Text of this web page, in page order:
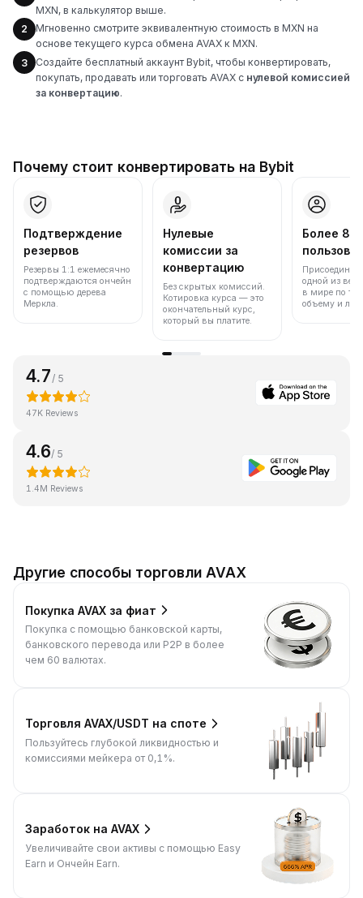
MXN, в калькулятор выше.
2
Мгновенно смотрите эквивалентную стоимость в MXN на
основе текущего курса обмена AVAX к MXN.
3
Создайте бесплатный аккаунт Bybit, чтобы конвертировать,
покупать, продавать или торговать AVAX с нулевой комиссией
за конвертацию.
Почему стоит конвертировать на Bybit
Подтверждение
резервов
Резервы 1:1 ежемесячно
подтверждаются ончейн
с помощью дерева
Меркла.
Нулевые
комиссии за
конвертацию
Без скрытых комиссий.
Котировка курса — это
окончательный курс,
который вы платите.
Более 86
одной из
в мире по
объему и
4.7 / 5
47K Reviews
4.6/ 5
1.4M Reviews
Другие способы торговли AVAX
Покупка AVAX за фиат
Покупка с помощью банковской карты,
банковского перевода или P2P в более
чем 60 валютах.
Торговля AVAX/USDT на споте
Пользуйтесь глубокой ликвидностью и
комиссиями мейкера от 0,1%.
Заработок на AVAX
Увеличивайте свои активы с помощью Easy
Earn и Ончейн Earn.